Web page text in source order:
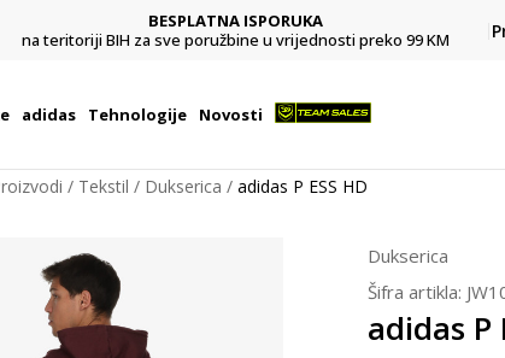
BESPLATNA ISPORUKA
na teritoriji BIH za sve poružbine u vrijednosti preko 99 KM
adidas Tehnologije Novosti
Tekstil Dukserica adidas P ESS HD
Dukserica
Šifra artikla:
adidas P